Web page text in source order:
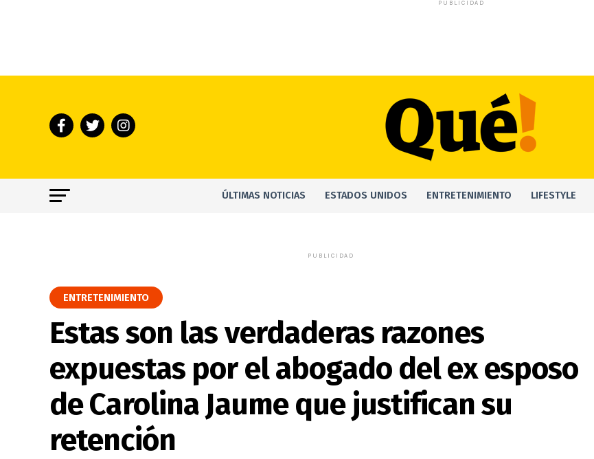
PUBLICIDAD
ÚLTIMAS NOTICIAS ESTADOS UNIDOS ENTRETENIMIENTO LIFESTYLE
PUBLICIDAD
ENTRETENIMIENTO
Estas son las verdaderas razones
expuestas por el abogado del ex esposo
de Carolina Jaume que justifican su
retención